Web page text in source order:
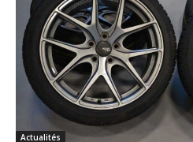
Actualités